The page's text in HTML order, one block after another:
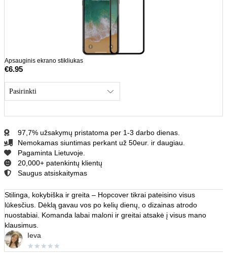
Apsauginis ekrano stikliukas
€6.95
97,7% užsakymų pristatoma per 1-3 darbo dienas.
Nemokamas siuntimas perkant už 50eur. ir daugiau.
Pagaminta Lietuvoje.
20,000+ patenkintų klientų
Saugus atsiskaitymas
Ieva
★ ★ ★ ★ ★
Stilinga, kokybiška ir greita – Hopcover tikrai pateisino visus
lūkesčius. Dėklą gavau vos po kelių dienų, o dizainas atrodo
nuostabiai. Komanda labai maloni ir greitai atsakė į visus mano
klausimus.